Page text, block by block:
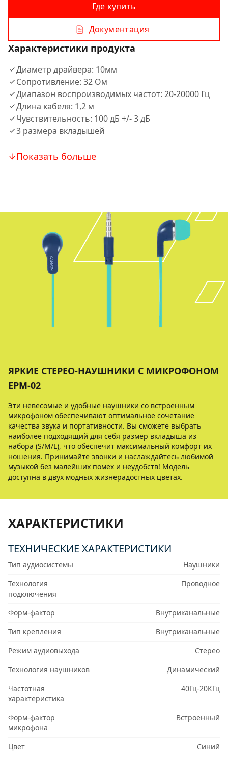
Где купить
Документация
Характеристики продукта
Диаметр драйвера: 10мм
Сопротивление: 32 Ом
Диапазон воспроизводимых частот: 20-20000 Гц
Длина кабеля: 1,2 м
Чувствительность: 100 дБ +/- 3 дБ
3 размера вкладышей
Показать больше
ЯРКИЕ СТЕРЕО-НАУШНИКИ С МИКРОФОНОМ
EPM-02
Эти невесомые и удобные наушники со встроенным
микрофоном обеспечивают оптимальное сочетание
качества звука и портативности. Вы сможете выбрать
наиболее подходящий для себя размер вкладыша из
набора (S/M/L), что обеспечит максимальный комфорт их
ношения. Принимайте звонки и наслаждайтесь любимой
музыкой без малейших помех и неудобств! Модель
доступна в двух модных жизнерадостных цветах.
ХАРАКТЕРИСТИКИ
ТЕХНИЧЕСКИЕ ХАРАКТЕРИСТИКИ
Тип аудиосистемы
Наушники
Технология
подключения
Проводное
Форм-фактор
Внутриканальные
Тип крепления
Внутриканальные
Режим аудиовыхода
Стерео
Технология наушников
Динамический
Частотная
характеристика
40Гц-20КГц
Форм-фактор
микрофона
Встроенный
Цвет Синий